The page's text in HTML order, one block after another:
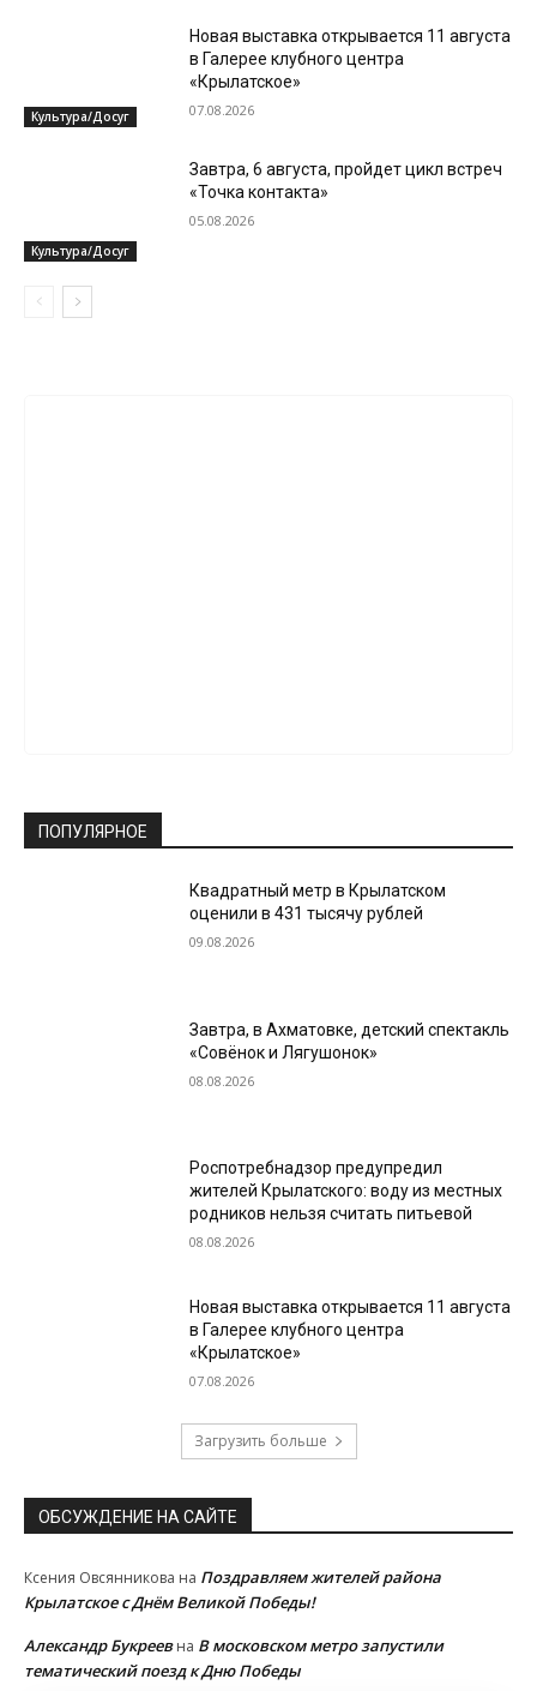
Культура/Досуг
Новая выставка открывается 11 августа
в Галерее клубного центра
«Крылатское»
07.08.2026
Культура/Досуг
Завтра, 6 августа, пройдет цикл встреч
«Точка контакта»
05.08.2026
ПОПУЛЯРНОЕ
Квадратный метр в Крылатском
оценили в 431 тысячу рублей
09.08.2026
Завтра, в Ахматовке, детский спектакль
«Совёнок и Лягушонок»
08.08.2026
Роспотребнадзор предупредил
жителей Крылатского: воду из местных
родников нельзя считать питьевой
08.08.2026
Новая выставка открывается 11 августа
в Галерее клубного центра
«Крылатское»
07.08.2026
Загрузить больше
ОБСУЖДЕНИЕ НА САЙТЕ
Ксения Овсянникова на Поздравляем жителей района
Крылатское с Днём Великой Победы!
Александр Букреевна В московском метро запустили
тематический поезд к Дню Победы